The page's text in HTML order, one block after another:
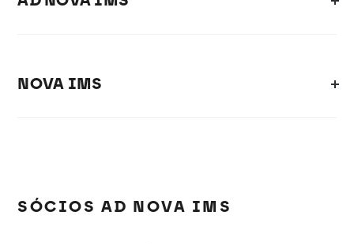
NOVA IMS
SÓCIOS AD NOVA IMS